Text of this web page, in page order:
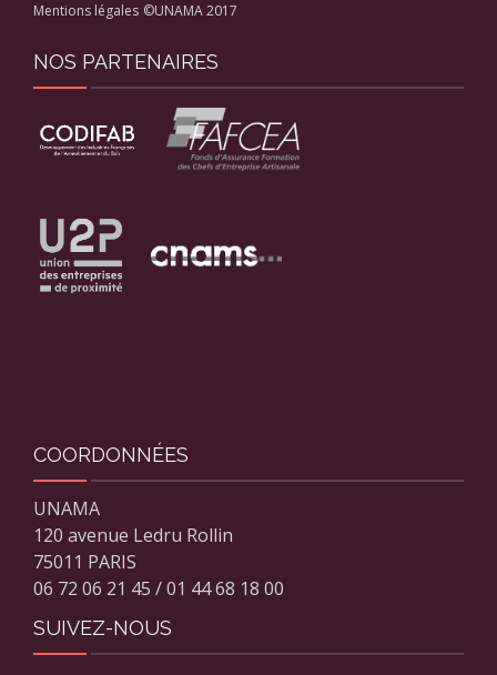
Mentions légales ©UNAMA 2017
NOS PARTENAIRES
COORDONNÉES
UNAMA
120 avenue Ledru Rollin
75011 PARIS
06 72 06 21 45 / 01 44 68 18 00
SUIVEZ-NOUS